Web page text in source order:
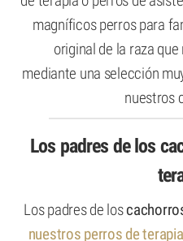
magníficos perros para
original de la raza
mediante una selección
nuestros
Los padres de los
Los padres de los
nuestros perros de terapia